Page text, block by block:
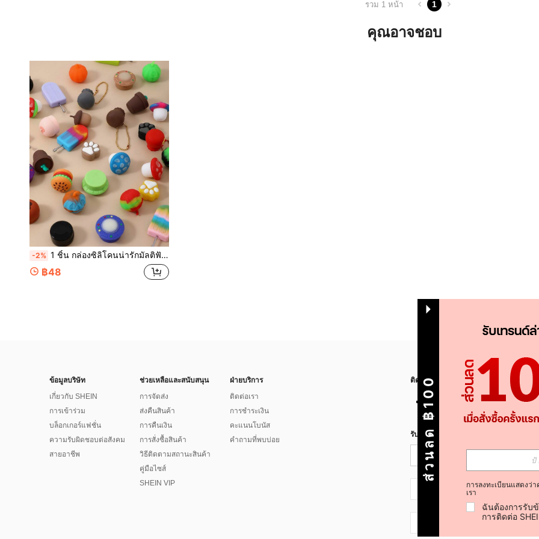
รวม 1 หน้า 1
คุณอาจชอบ
-2% 1 ชิ้น กล่องซิลิโคนน่ารักมัลติฟังก์ชั่นสำหรับน้ำมันหอมระเหย, ส่วนผสมอโรมาเธอราพี, เครื่องประดับ, ลูกปัด, เครื่องประดับขนาดเล็ก & ของตกแต่งบ้าน
฿48
ข้อมูลบริษัท
เกี่ยวกับ SHEIN
การเข้าร่วม
บล็อกเกอร์แฟชั่น
ความรับผิดชอบต่อสังคม
สายอาชีพ
ช่วยเหลือและสนับสนุน
การจัดส่ง
ส่งคืนสินค้า
การคืนเงิน
การสั่งซื้อสินค้า
วิธีติดตามสถานะสินค้า
คู่มือไซส์
SHEIN VIP
ฝ่ายบริการ
ติดต่อเรา
การชำระเงิน
คะแนนโบนัส
คำถามที่พบบ่อย
ติดตามเรา
รับข่าวสาร SHEIN
ส่วนลด ฿100
การลงทะเบียนแสดงว่
เรา
ฉันต้องการรับ
การติดต่อ